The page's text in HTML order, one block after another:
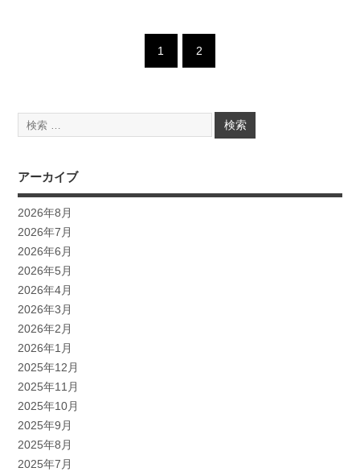
1 2
アーカイブ
2026年8月
2026年7月
2026年6月
2026年5月
2026年4月
2026年3月
2026年2月
2026年1月
2025年12月
2025年11月
2025年10月
2025年9月
2025年8月
2025年7月